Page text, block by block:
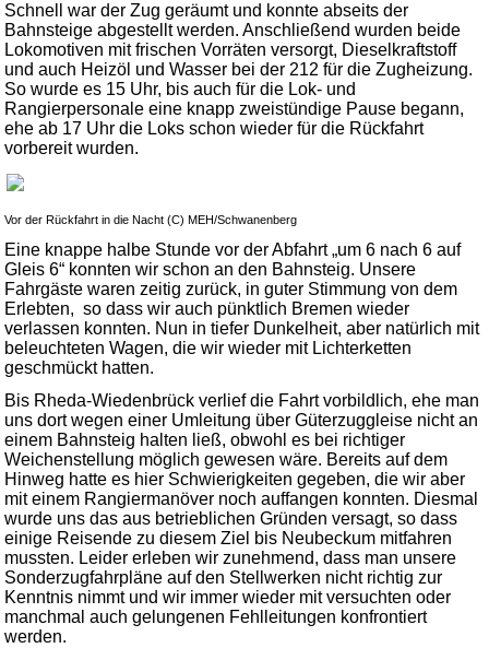
Schnell war der Zug geräumt und konnte abseits der
Bahnsteige abgestellt werden. Anschließend wurden beide
Lokomotiven mit frischen Vorräten versorgt, Dieselkraftstoff
und auch Heizöl und Wasser bei der 212 für die Zugheizung.
So wurde es 15 Uhr, bis auch für die Lok- und
Rangierpersonale eine knapp zweistündige Pause begann,
ehe ab 17 Uhr die Loks schon wieder für die Rückfahrt
vorbereit wurden.
Vor der Rückfahrt in die Nacht (C) MEH/Schwanenberg
Eine knappe halbe Stunde vor der Abfahrt „um 6 nach 6 auf
Gleis 6“ konnten wir schon an den Bahnsteig. Unsere
Fahrgäste waren zeitig zurück, in guter Stimmung von dem
Erlebten, so dass wir auch pünktlich Bremen wieder
verlassen konnten. Nun in tiefer Dunkelheit, aber natürlich mit
beleuchteten Wagen, die wir wieder mit Lichterketten
geschmückt hatten.
Bis Rheda-Wiedenbrück verlief die Fahrt vorbildlich, ehe man
uns dort wegen einer Umleitung über Güterzuggleise nicht an
einem Bahnsteig halten ließ, obwohl es bei richtiger
Weichenstellung möglich gewesen wäre. Bereits auf dem
Hinweg hatte es hier Schwierigkeiten gegeben, die wir aber
mit einem Rangiermanöver noch auffangen konnten. Diesmal
wurde uns das aus betrieblichen Gründen versagt, so dass
einige Reisende zu diesem Ziel bis Neubeckum mitfahren
mussten. Leider erleben wir zunehmend, dass man unsere
Sonderzugfahrpläne auf den Stellwerken nicht richtig zur
Kenntnis nimmt und wir immer wieder mit versuchten oder
manchmal auch gelungenen Fehlleitungen konfrontiert
werden.